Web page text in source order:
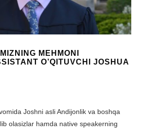
MEHMONI
O’QITUVCHI JOSHUA
Joshni asli Andijonlik va boshqa
olasizlar hamda native speakerning